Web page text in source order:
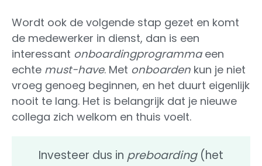
Wordt ook de volgende stap gezet en komt
de medewerker in dienst, dan is een
interessant onboardingprogrammaeen
echte must-have. Met onboarden kun je niet
vroeg genoeg beginnen, en het duurt eigenlijk
nooit te lang. Het is belangrijk dat je nieuwe
collega zich welkom en thuis voelt.
Investeer dus in preboarding(het